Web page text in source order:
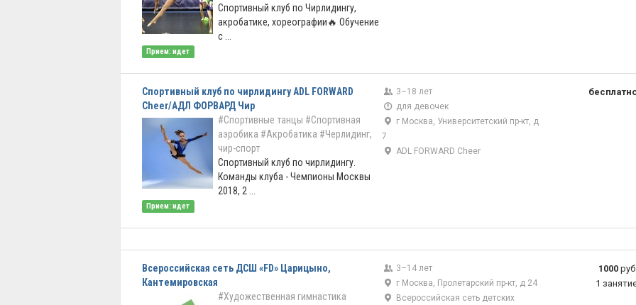
Спортивный клуб по Чирлидингу,
акробатике, хореографии🔥 Обучение
с ...
Прием: идет
Спортивный клуб по чирлидингу ADL FORWARD
Cheer/АДЛ ФОРВАРД Чир
#Спортивные танцы #Спортивная
аэробика #Акробатика #Черлидинг,
чир-спорт
Спортивный клуб по чирлидингу.
Команды клуба - Чемпионы Москвы
2018, 2 ...
Прием: идет
3–18 лет
для девочек
г Москва, Университетский пр-кт, д
7
ADL FORWARD Cheer
Всероссийская сеть ДСШ «FD» Царицыно,
Кантемировская
#Художественная гимнастика
3–14 лет
г Москва, Пролетарский пр-кт, д 24
Всероссийская сеть детских
1000
1